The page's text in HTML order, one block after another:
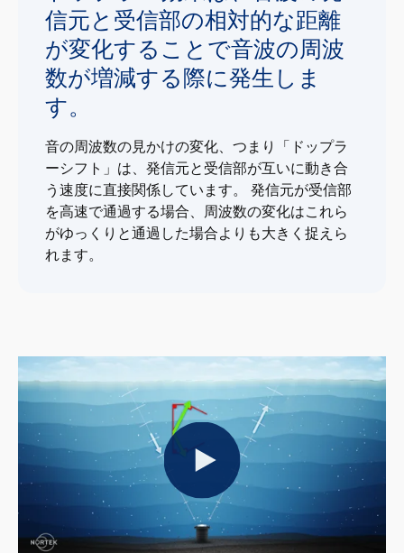
信元と受信部の相対的な距離
が変化することで音波の周波
数が増減する際に発生しま
す。
音の周波数の見かけの変化、つまり「ドップラ
ーシフト」は、発信元と受信部が互いに動き合
う速度に直接関係しています。 発信元が受信部
を高速で通過する場合、周波数の変化はこれら
がゆっくりと通過した場合よりも大きく捉えら
れます。
Play